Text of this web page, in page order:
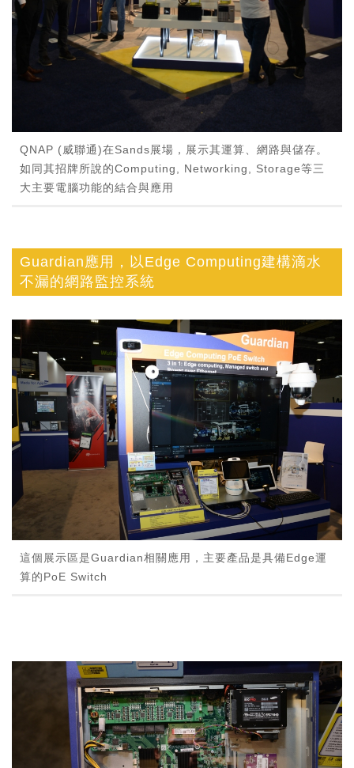
QNAP (威聯通)在Sands展場，展示其運算、網路與儲存。
如同其招牌所說的Computing, Networking, Storage等三
大主要電腦功能的結合與應用
Guardian應用，以Edge Computing建構滴水
不漏的網路監控系統
這個展示區是Guardian相關應用，主要產品是具備Edge運
算的PoE Switch